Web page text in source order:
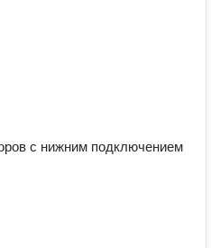
с нижним подключением